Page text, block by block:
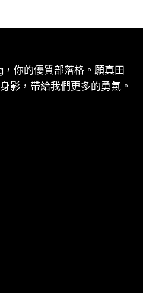
你的優質部落格。願真田
影，帶給我們更多的勇氣。